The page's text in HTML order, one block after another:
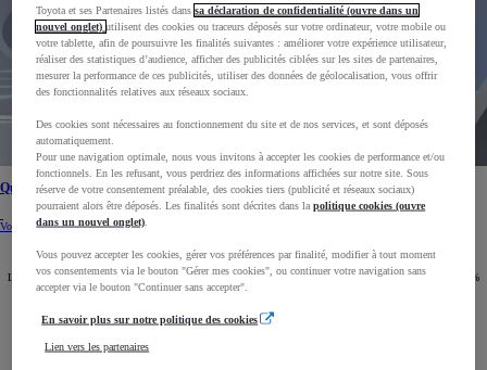
Quelle est la différence entre les voitures à hydrogène et les voitures électriques ?
Voir plus
Découvrez la nouvelle Mirai
La nouvelle Mirai repousse les limites de l'hydrogène. Cette voiture hydrogène possède une autonomie 30%
supérieure à celle du modèle de première génération, et offre un design et des performances exaltantes.
Toyota et ses Partenaires listés danssa déclaration de confidentialité (ouvre dans un
nouvel onglet) utilisent des cookies ou traceurs déposés sur votre ordinateur, votre mobile ou
votre tablette, afin de poursuivre les finalités suivantes : améliorer votre expérience utilisateur,
réaliser des statistiques d’audience, afficher des publicités ciblées sur les sites de partenaires,
mesurer la performance de ces publicités, utiliser des données de géolocalisation, vous offrir
des fonctionnalités relatives aux réseaux sociaux.
Des cookies sont nécessaires au fonctionnement du site et de nos services, et sont déposés
automatiquement.
Pour une navigation optimale, nous vous invitons à accepter les cookies de performance et/ou
fonctionnels. En les refusant, vous perdriez des informations affichées sur notre site. Sous
réserve de votre consentement préalable, des cookies tiers (publicité et réseaux sociaux)
pourraient alors être déposés. Les finalités sont décrites dans lapolitique cookies (ouvre
dans un nouvel onglet)
Vous pouvez accepter les cookies, gérer vos préférences par finalité, modifier à tout moment
vos consentements via le bouton "Gérer mes cookies", ou continuer votre navigation sans
accepter via le bouton "Continuer sans accepter".
En savoir plus sur notre politique des cookies
Lien vers les partenaires